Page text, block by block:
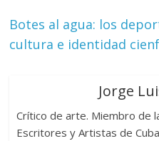
Botes al agua: los
cultura e identidad
Jorge
Crítico de arte. Miembro de
Escritores y Artistas de Cuba